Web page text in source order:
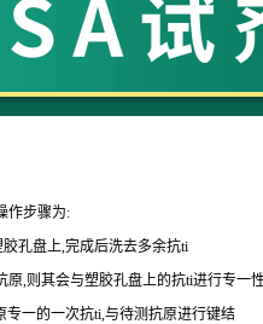
作步骤为:
胶孔盘上,完成后洗去多余抗ti
原,则其会与塑胶孔盘上的抗ti进行专一
专一的一次抗ti,与待测抗原进行键结